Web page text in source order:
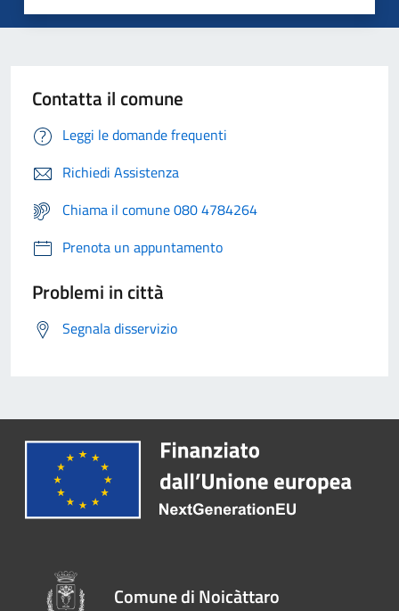
Contatta il comune
Leggi le domande frequenti
Richiedi Assistenza
Chiama il comune 080 4784264
Prenota un appuntamento
Problemi in città
Segnala disservizio
Comune di Noicàttaro